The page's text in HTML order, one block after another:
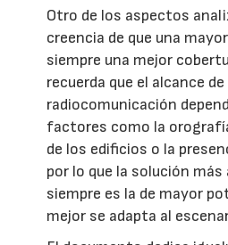
Otro de los aspectos
creencia de que una
siempre una mejor
recuerda que el alcance
radiocomunicación
factores como la
de los edificios o la
por lo que la solución más
siempre es la de mayor
mejor se adapta al